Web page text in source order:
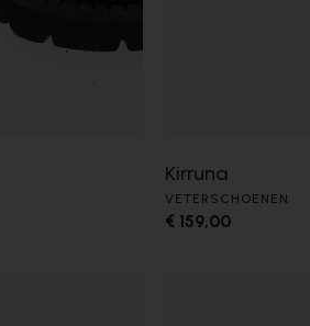
Kirruna
VETERSCHOENEN
€ 159,00